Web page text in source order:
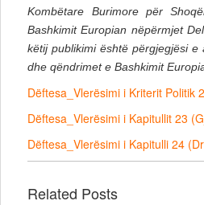
Kombëtare Burimore për
Bashkimit Europian nëpërmjet
këtij publikimi është përgjegjësi
dhe qëndrimet e Bashkimit
Dëftesa_Vlerësimi i Kriterit Politik
Dëftesa_Vlerësimi i Kapitullit 23
Dëftesa_Vlerësimi i Kapitulli 24
Related Posts